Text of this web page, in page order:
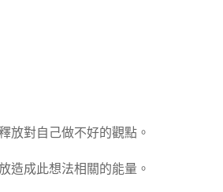
放對自己做不好的觀點。
造成此想法相關的能量。